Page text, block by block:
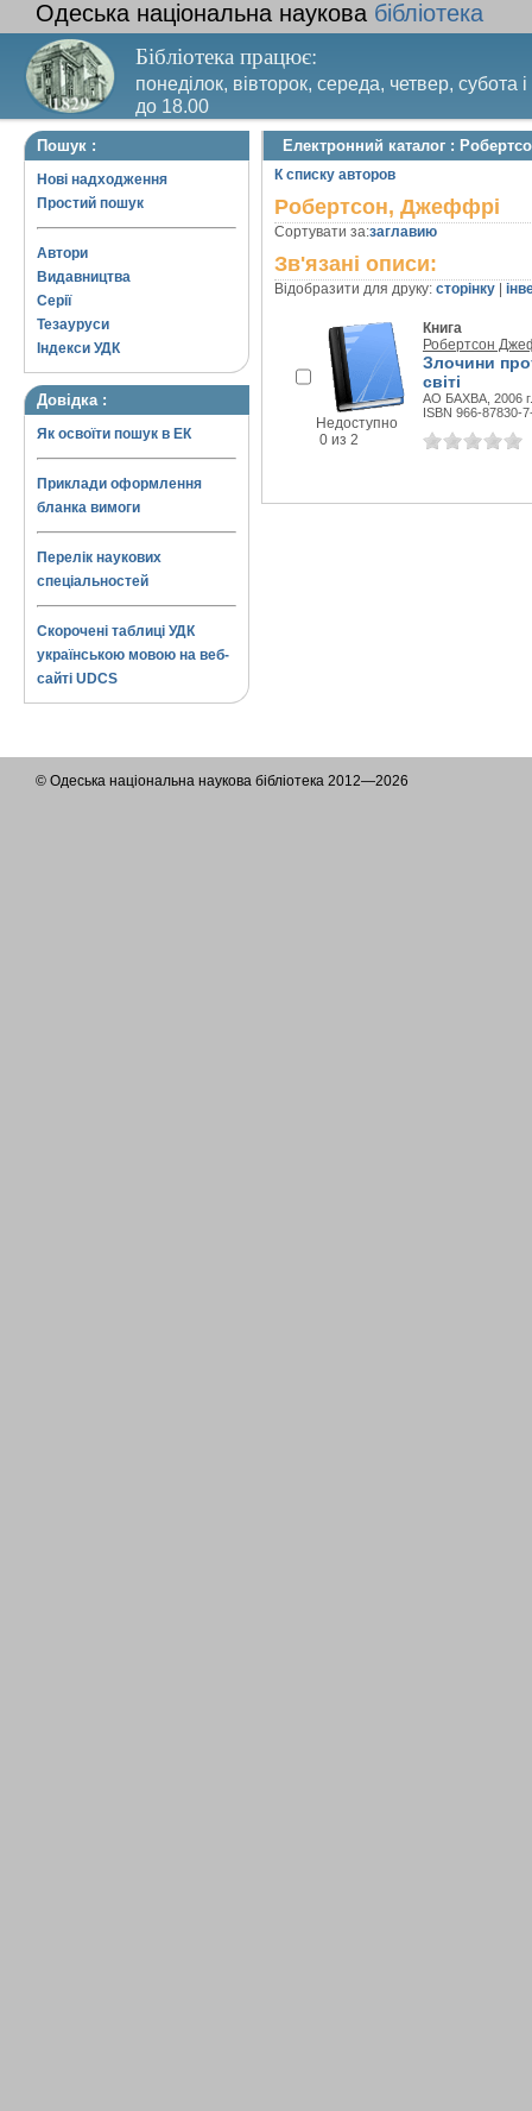
Одеська національна наукова бібліотека
Бібліотека працює:
понеділок, вівторок, середа, четвер, субота
до 18.00
Вихідний день – п’ятниця. Останній четвер
Пошук :
Нові надходження
Простий пошук
Автори
Видавництва
Серії
Тезауруси
Індекси УДК
Довідка :
Як освоїти пошук в ЕК
Приклади оформлення
бланка вимоги
Перелік наукових
спеціальностей
Скорочені таблиці УДК
українською мовою на веб-
сайті UDCS
Електронний каталог :
К списку авторов
Робертсон, Джеффрі
Сортувати за:заглавию
Зв'язані описи:
Відобразити для друку: сторінку
Недоступно
0 из 2
Книга
Робертсон
Злочини
світі
АО БАХВА, 2006 г.
ISBN 966-87830-
© Одеська національна наукова бібліотека 2012—2026